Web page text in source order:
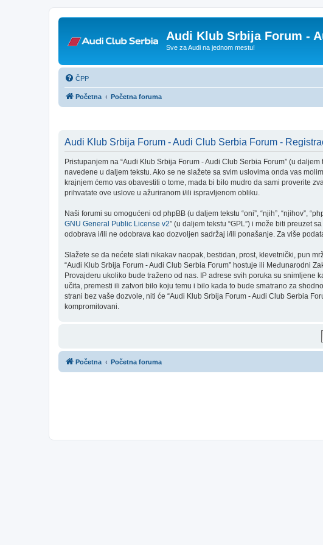
Audi Klub Srbija Forum -
Sve za Audi na jednom mestu!
ČPP
Početna Početna foruma
Audi Klub Srbija Forum - Audi Club Serbia Forum -
Pristupanjem na “Audi Klub Srbija Forum - Audi Club Serbia Forum” (u daljem
navedene u daljem tekstu. Ako se ne slažete sa svim uslovima onda vas
krajnjem ćemo vas obavestiti o tome, mada bi bilo mudro da sami proverite
prihvatate ove uslove u ažuriranom i/ili ispravljenom obliku.
Naši forumi su omogućeni od phpBB (u daljem tekstu “oni”, “njih”, “njihov”,
GNU General Public License v2” (u daljem tekstu “GPL”) i može biti preuzet sa
odobrava i/ili ne odobrava kao dozvoljen sadržaj i/ili ponašanje. Za više
Slažete se da nećete slati nikakav naopak, bestidan, prost, klevetnički, pun
“Audi Klub Srbija Forum - Audi Club Serbia Forum” hostuje ili Međunarodni
Provajderu ukoliko bude traženo od nas. IP adrese svih poruka su snimljene
učita, premesti ili zatvori bilo koju temu i bilo kada to bude smatrano za
strani bez vaše dozvole, niti će “Audi Klub Srbija Forum - Audi Club Serbia
kompromitovani.
Početna Početna foruma